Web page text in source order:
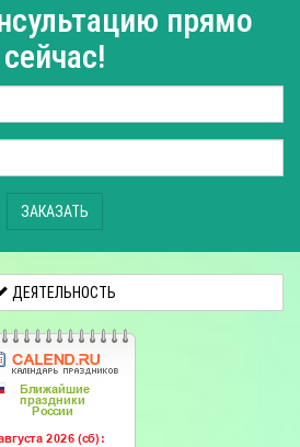
прямо
сейчас!
ЗАКАЗАТЬ
ДЕЯТЕЛЬНОСТЬ